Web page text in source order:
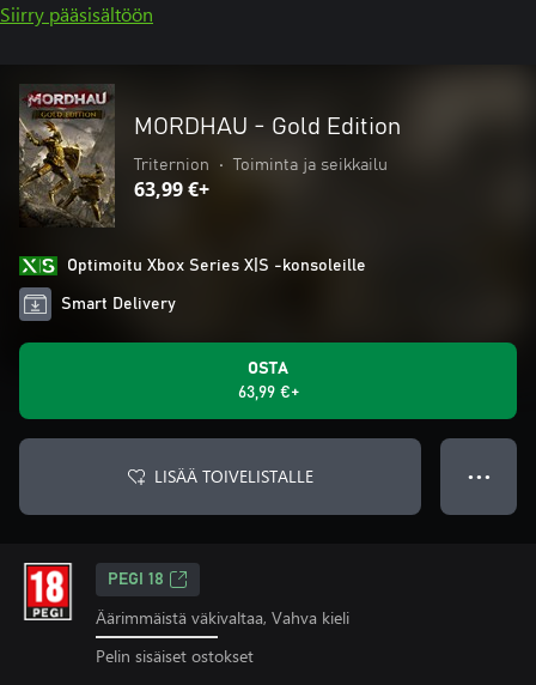
Siirry pääsisältöön
MORDHAU - Gold Edition
Triternion • Toiminta ja seikkailu
63,99 €+
Optimoitu Xbox Series X|S -konsoleille
Smart Delivery
OSTA
63,99 €+
LISÄÄ TOIVELISTALLE ● ● ●
PEGI 18
Äärimmäistä väkivaltaa, Vahva kieli
Pelin sisäiset ostokset